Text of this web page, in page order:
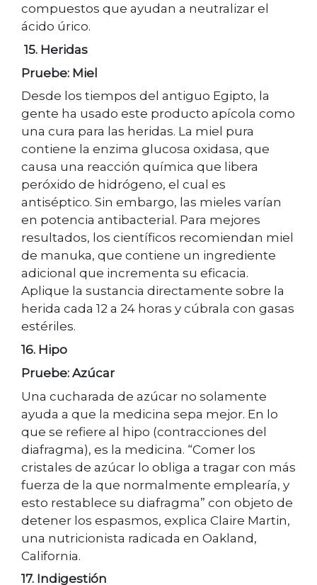
compuestos que ayudan a neutralizar el
ácido úrico.
15. Heridas
Pruebe: Miel
Desde los tiempos del antiguo Egipto, la
gente ha usado este producto apícola como
una cura para las heridas. La miel pura
contiene la enzima glucosa oxidasa, que
causa una reacción química que libera
peróxido de hidrógeno, el cual es
antiséptico. Sin embargo, las mieles varían
en potencia antibacterial. Para mejores
resultados, los científicos recomiendan miel
de manuka, que contiene un ingrediente
adicional que incrementa su eficacia.
Aplique la sustancia directamente sobre la
herida cada 12 a 24 horas y cúbrala con gasas
estériles.
16. Hipo
Pruebe: Azúcar
Una cucharada de azúcar no solamente
ayuda a que la medicina sepa mejor. En lo
que se refiere al hipo (contracciones del
diafragma), es la medicina. “Comer los
cristales de azúcar lo obliga a tragar con más
fuerza de la que normalmente emplearía, y
esto restablece su diafragma” con objeto de
detener los espasmos, explica Claire Martin,
una nutricionista radicada en Oakland,
California.
17. Indigestión